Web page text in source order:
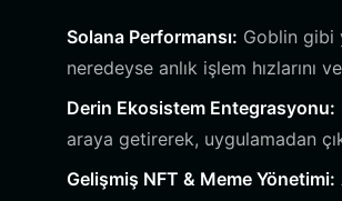
Solana Performansı: Goblin gibi
neredeyse anlık işlem
Derin Ekosistem Entegrasyonu:
araya getirerek, uygulamadan
Gelişmiş NFT & Meme Yönetimi: